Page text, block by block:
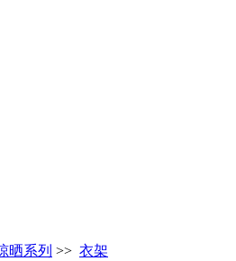
晒系列 >> 衣架